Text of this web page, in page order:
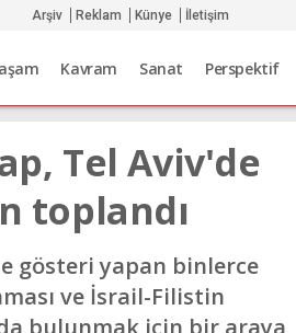
Arşiv Reklam Künye İletişim
Kavram Sanat Perspektif
Tel Aviv'de
toplandı
gösteri yapan binlerce
ve İsrail-Filistin
bulunmak için bir araya